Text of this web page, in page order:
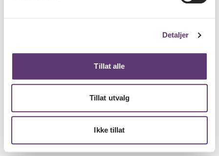
Detaljer
Tillat alle
Tillat utvalg
Ikke tillat